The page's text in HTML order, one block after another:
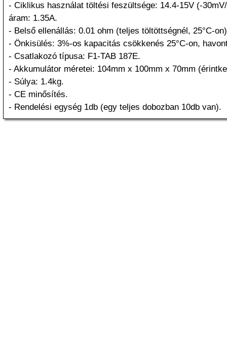
- Ciklikus használat töltési feszültsége: 14.4-15V (-
áram: 1.35A.
- Belső ellenállás: 0.01 ohm (teljes töltöttségnél, 25°C-
- Önkisülés: 3%-os kapacitás csökkenés 25°C-on,
- Csatlakozó típusa: F1-TAB 187E.
- Akkumulátor méretei: 104mm x 100mm x 70mm
- Súlya: 1.4kg.
- CE minősítés.
- Rendelési egység 1db (egy teljes dobozban 10db van).